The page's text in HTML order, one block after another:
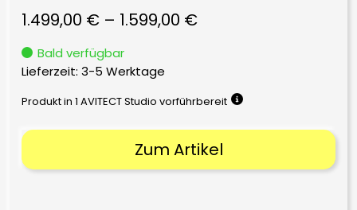
1.499,00 € – 1.599,00 €
Bald verfügbar
Lieferzeit: 3-5 Werktage
Produkt in 1 AVITECT Studio vorführbereit
Zum Artikel